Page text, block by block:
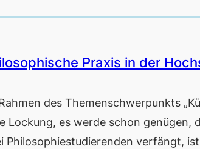
Praxis in der
des Themenschwerpunkts
Lockung, es werde schon genügen,
Philosophiestudierenden verfängt,